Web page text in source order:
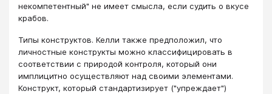
некомпетентный" не имеет смысла, если судить о вкусе
крабов.
Типы конструктов. Келли также предположил, что
личностные конструкты можно классифицировать в
соответствии с природой контроля, который они
имплицитно осуществляют над своими элементами.
Конструкт, который стандартизирует ("упреждает")